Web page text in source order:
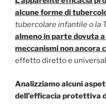
alcune forme di
tubercolare infantile o la
almeno in parte dovuta
meccanismi non ancora
effetto diretto e
Analizziamo alcuni
dell’efficacia protettiva